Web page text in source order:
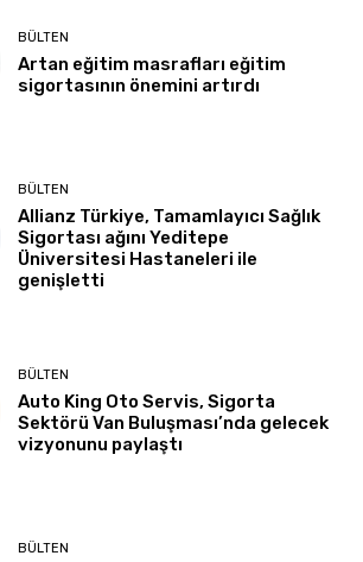
BÜLTEN
Artan eğitim masrafları eğitim
sigortasının önemini artırdı
BÜLTEN
Allianz Türkiye, Tamamlayıcı Sağlık
Sigortası ağını Yeditepe
Üniversitesi Hastaneleri ile
genişletti
BÜLTEN
Auto King Oto Servis, Sigorta
Sektörü Van Buluşması’nda gelecek
vizyonunu paylaştı
BÜLTEN